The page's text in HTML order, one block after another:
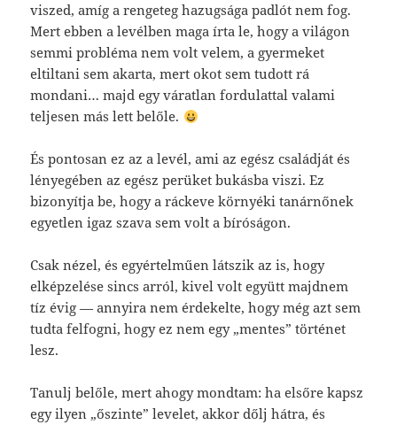
viszed, amíg a rengeteg hazugsága padlót nem fog.
Mert ebben a levélben maga írta le, hogy a világon
semmi probléma nem volt velem, a gyermeket
eltiltani sem akarta, mert okot sem tudott rá
mondani… majd egy váratlan fordulattal valami
teljesen más lett belőle.
És pontosan ez az a levél, ami az egész családját és
lényegében az egész perüket bukásba viszi. Ez
bizonyítja be, hogy a ráckeve környéki tanárnőnek
egyetlen igaz szava sem volt a bíróságon.
Csak nézel, és egyértelműen látszik az is, hogy
elképzelése sincs arról, kivel volt együtt majdnem
tíz évig — annyira nem érdekelte, hogy még azt sem
tudta felfogni, hogy ez nem egy „mentes” történet
lesz.
Tanulj belőle, mert ahogy mondtam: ha elsőre kapsz
egy ilyen „őszinte” levelet, akkor dőlj hátra, és